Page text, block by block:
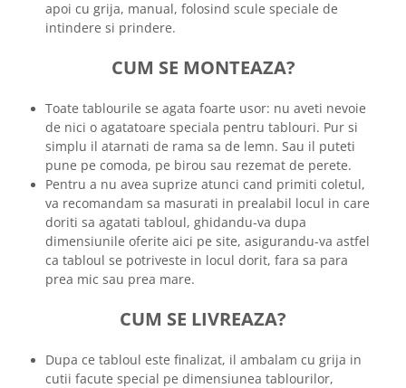
apoi cu grija, manual, folosind scule speciale de
intindere si prindere.
CUM SE MONTEAZA?
Toate tablourile se agata foarte usor: nu aveti nevoie
de nici o agatatoare speciala pentru tablouri. Pur si
simplu il atarnati de rama sa de lemn. Sau il puteti
pune pe comoda, pe birou sau rezemat de perete.
Pentru a nu avea suprize atunci cand primiti coletul,
va recomandam sa masurati in prealabil locul in care
doriti sa agatati tabloul, ghidandu-va dupa
dimensiunile oferite aici pe site, asigurandu-va astfel
ca tabloul se potriveste in locul dorit, fara sa para
prea mic sau prea mare.
CUM SE LIVREAZA?
Dupa ce tabloul este finalizat, il ambalam cu grija in
cutii facute special pe dimensiunea tablourilor,